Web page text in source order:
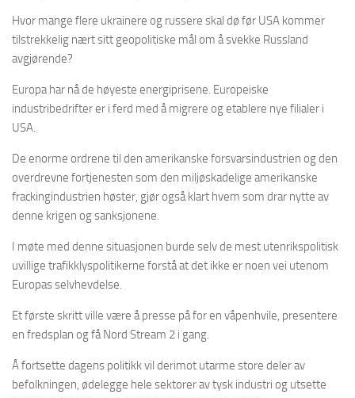
Hvor mange flere ukrainere og russere skal dø før USA kommer
tilstrekkelig nært sitt geopolitiske mål om å svekke Russland
avgjørende?
Europa har nå de høyeste energiprisene. Europeiske
industribedrifter er i ferd med å migrere og etablere nye filialer i
USA.
De enorme ordrene til den amerikanske forsvarsindustrien og den
overdrevne fortjenesten som den miljøskadelige amerikanske
frackingindustrien høster, gjør også klart hvem som drar nytte av
denne krigen og sanksjonene.
I møte med denne situasjonen burde selv de mest utenrikspolitisk
uvillige trafikklyspolitikerne forstå at det ikke er noen vei utenom
Europas selvhevdelse.
Et første skritt ville være å presse på for en våpenhvile, presentere
en fredsplan og få Nord Stream 2 i gang.
Å fortsette dagens politikk vil derimot utarme store deler av
befolkningen, ødelegge hele sektorer av tysk industri og utsette